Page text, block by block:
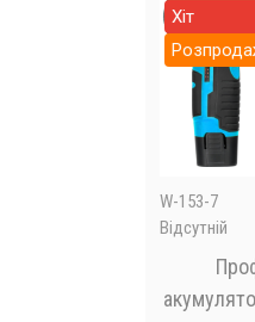
Хіт
W-153-7
Відсутній